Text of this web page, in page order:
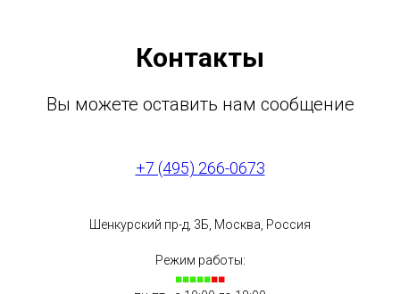
Контакты
Вы можете оставить нам сообщение
+7 (495) 266-0673
Шенкурский пр-д, 3Б, Москва, Россия
Режим работы:
■■■■■■■